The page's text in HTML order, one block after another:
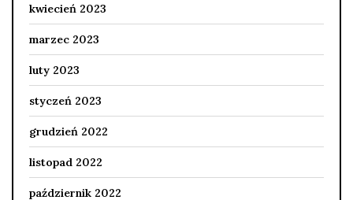
kwiecień 2023
marzec 2023
luty 2023
styczeń 2023
grudzień 2022
listopad 2022
październik 2022